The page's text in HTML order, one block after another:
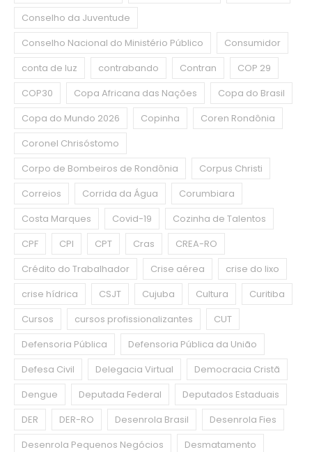
Conselho da Juventude
Conselho Nacional do Ministério Público
Consumidor
conta de luz
contrabando Contran
COP 29
COP30
Copa Africana das Nações
Copa do Brasil
Copa do Mundo 2026
Copinha
Coren Rondônia
Coronel Chrisóstomo
Corpo de Bombeiros de Rondônia
Corpus Christi
Correios
Corrida da Água
Corumbiara
Costa Marques
Covid-19
Cozinha de Talentos
CPF
CPI CPT Cras
CREA-RO
Crédito do Trabalhador
Crise aérea
crise do lixo
crise hídrica
CSJT Cujuba Cultura
Curitiba
Cursos
cursos profissionalizantes
CUT
Defensoria Pública
Defensoria Pública da União
Defesa Civil
Delegacia Virtual
Democracia Cristã
Dengue
Deputada Federal
Deputados Estaduais
DER
DER-RO Desenrola Brasil
Desenrola Fies
Desenrola Pequenos Negócios
Desmatamento